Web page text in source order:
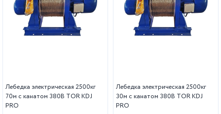
Лебедка электрическая 2500кг
70м с канатом 380В TOR KDJ
PRO
Лебедка электрическая 2500кг
30м с канатом 380В TOR KDJ
PRO